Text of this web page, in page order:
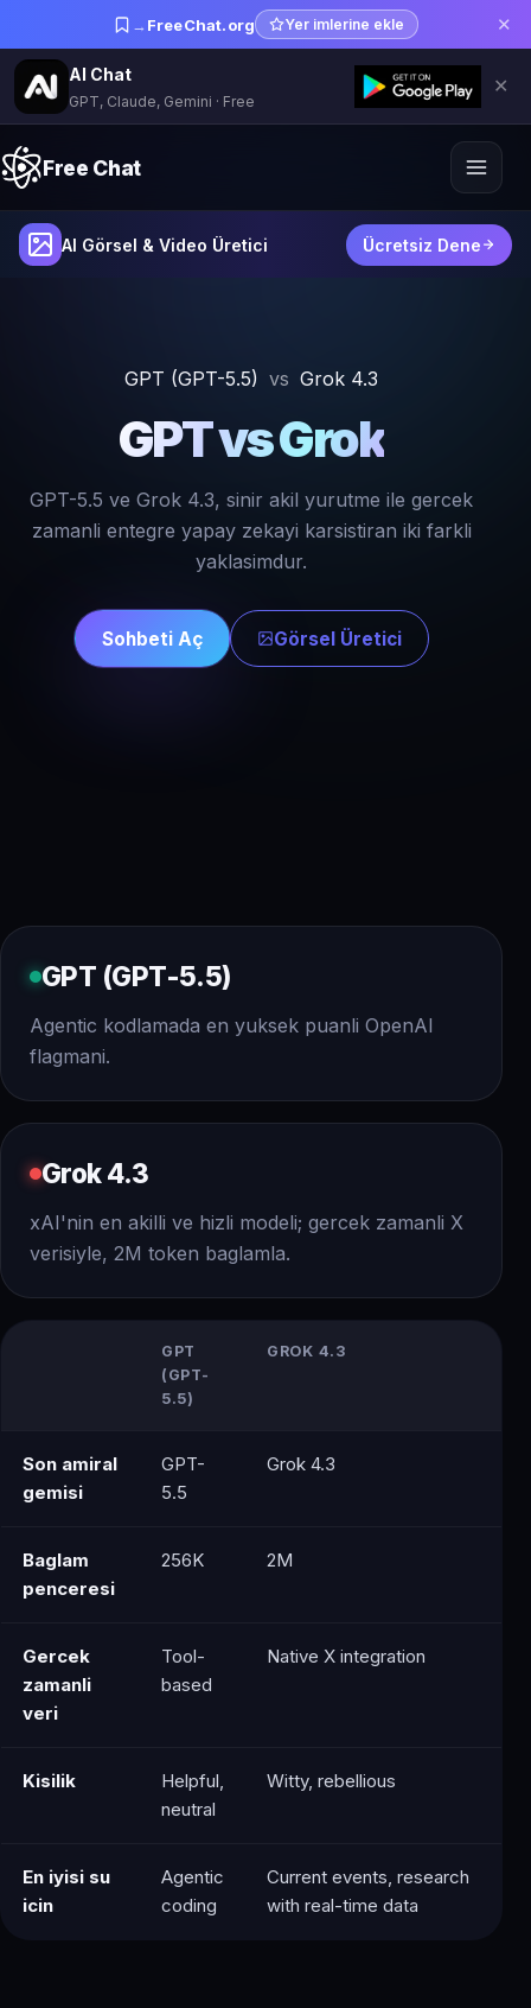
→ FreeChat.org Yer imlerine ekle ✕
AI Chat
GPT, Claude, Gemini · Free
✕
Free Chat
AI Görsel & Video Üretici Ücretsiz Dene
GPT (GPT-5.5) vs Grok 4.3
GPT vs Grok
GPT-5.5 ve Grok 4.3, sinir akil yurutme ile gercek
zamanli entegre yapay zekayi karsistiran iki farkli
yaklasimdur.
Sohbeti Aç Görsel Üretici
GPT (GPT-5.5)
Agentic kodlamada en yuksek puanli OpenAI
flagmani.
Grok 4.3
xAI'nin en akilli ve hizli modeli; gercek zamanli X
verisiyle, 2M token baglamla.
GPT
(GPT-
5.5)
GROK 4.3
Son amiral
gemisi
GPT-
5.5
Grok 4.3
Baglam
penceresi
256K 2M
Gercek
zamanli
veri
Tool-
based
Native X integration
Kisilik
Helpful,
neutral
Witty, rebellious
En iyisi su
icin
Agentic
coding
Current events, research
with real-time data